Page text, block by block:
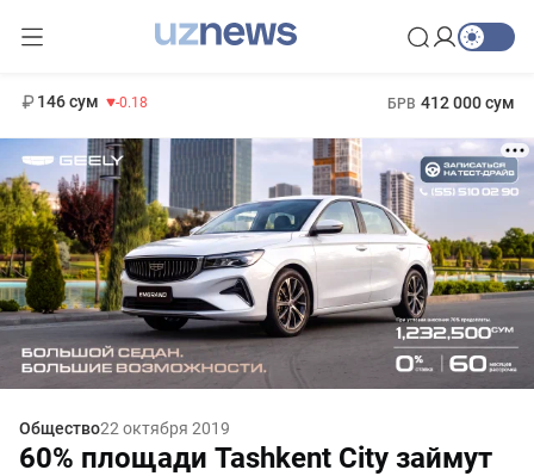
146 сум -0.18 БРВ 412 000 сум
Общество22 октября 2019
60% площади Tashkent City займут